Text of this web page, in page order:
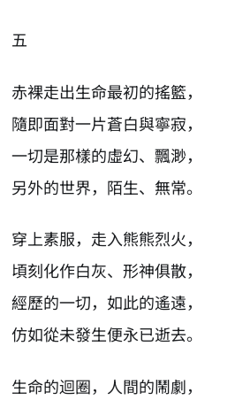
五
赤裸走出生命最初的搖籃，
隨即面對一片蒼白與寧寂，
一切是那樣的虛幻、飄渺，
另外的世界，陌生、無常。
穿上素服，走入熊熊烈火，
頃刻化作白灰、形神俱散，
經歷的一切，如此的遙遠，
仿如從未發生便永已逝去。
生命的迴圈，人間的鬧劇，